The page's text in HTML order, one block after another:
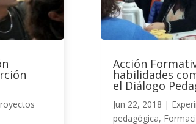
Acción
habilidades
el Diálogo
Jun 22, 2018 |
pedagógica,